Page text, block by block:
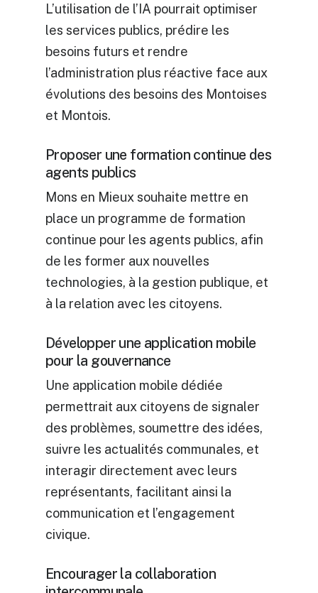
L’utilisation de l’IA pourrait optimiser
les services publics, prédire les
besoins futurs et rendre
l’administration plus réactive face aux
évolutions des besoins des Montoises
et Montois.
Proposer une formation continue des
agents publics
Mons en Mieux souhaite mettre en
place un programme de formation
continue pour les agents publics, afin
de les former aux nouvelles
technologies, à la gestion publique, et
à la relation avec les citoyens.
Développer une application mobile
pour la gouvernance
Une application mobile dédiée
permettrait aux citoyens de signaler
des problèmes, soumettre des idées,
suivre les actualités communales, et
interagir directement avec leurs
représentants, facilitant ainsi la
communication et l’engagement
civique.
Encourager la collaboration